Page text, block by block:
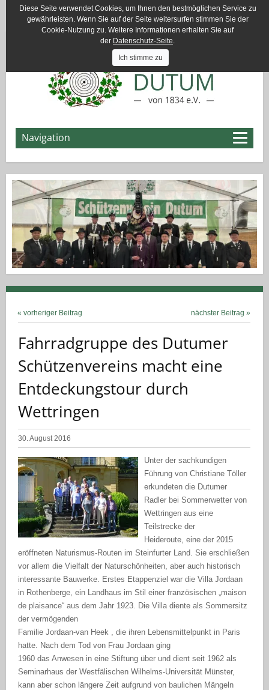
Email:info@schuetzenverein-dutum.de
Navigation
« vorheriger Beitrag nächster Beitrag »
Fahrradgruppe des Dutumer
Schützenvereins macht eine
Entdeckungstour durch
Wettringen
30. August 2016
Unter der sachkundigen
Führung von Christiane Töller
erkundeten die Dutumer
Radler bei Sommerwetter von
Wettringen aus eine
Teilstrecke der
Heideroute, eine der 2015
eröffneten Naturismus-Routen im Steinfurter Land. Sie erschließen
vor allem die Vielfalt der Naturschönheiten, aber auch historisch
interessante Bauwerke. Erstes Etappenziel war die Villa Jordaan
in Rothenberge, ein Landhaus im Stil einer französischen „maison
de plaisance“ aus dem Jahr 1923. Die Villa diente als Sommersitz
der vermögenden
Familie Jordaan-van Heek , die ihren Lebensmittelpunkt in Paris
hatte. Nach dem Tod von Frau Jordaan ging
1960 das Anwesen in eine Stiftung über und dient seit 1962 als
Seminarhaus der Westfälischen Wilhelms-Universität Münster,
kann aber schon längere Zeit aufgrund von baulichen Mängeln
Diese Seite verwendet Cookies, um Ihnen den bestmöglichen Service zu
gewährleisten. Wenn Sie auf der Seite weitersurfen stimmen Sie der
Cookie-Nutzung zu. Weitere Informationen erhalten Sie auf
der Datenschutz-Seite.
Ich stimme zu